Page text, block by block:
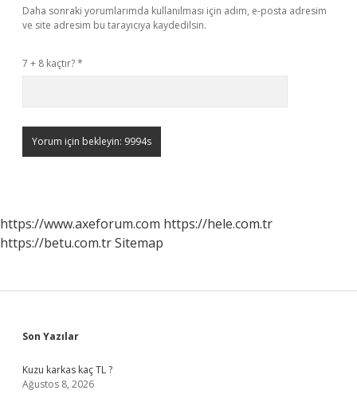
Daha sonraki yorumlarımda kullanılması için adım, e-posta adresim
ve site adresim bu tarayıcıya kaydedilsin.
7 + 8 kaçtır?*
https://www.axeforum.com https://hele.com.tr
https://betu.com.trSitemap
Sidebar
Son Yazılar
Kuzu karkas kaç TL ?
Ağustos 8, 2026